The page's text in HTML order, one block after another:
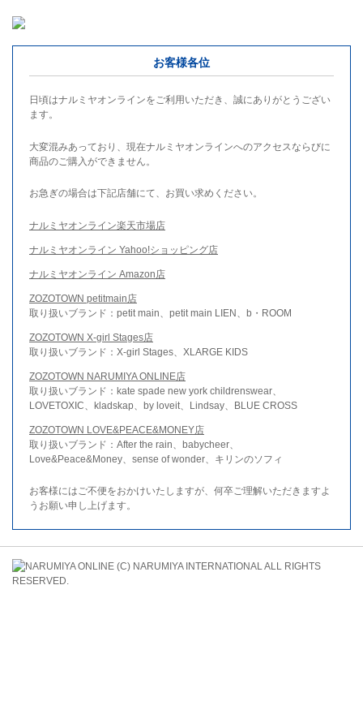
お客様各位
日頃はナルミヤオンラインをご利用いただき、誠にありがとうござい
ます。
大変混みあっており、現在ナルミヤオンラインへのアクセスならびに
商品のご購入ができません。
お急ぎの場合は下記店舗にて、お買い求めください。
ナルミヤオンライン楽天市場店
ナルミヤオンライン Yahoo!ショッピング店
ナルミヤオンライン Amazon店
ZOZOTOWN petitmain店
取り扱いブランド：petit main、petit main LIEN、b・ROOM
ZOZOTOWN X-girl Stages店
取り扱いブランド：X-girl Stages、XLARGE KIDS
ZOZOTOWN NARUMIYA ONLINE店
取り扱いブランド：kate spade new york childrenswear、
LOVETOXIC、kladskap、by loveit、Lindsay、BLUE CROSS
ZOZOTOWN LOVE&PEACE&MONEY店
取り扱いブランド：After the rain、babycheer、
Love&Peace&Money、sense of wonder、キリンのソフィ
お客様にはご不便をおかけいたしますが、何卒ご理解いただきますよ
うお願い申し上げます。